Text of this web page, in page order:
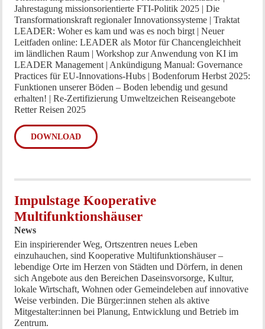
Jahrestagung missionsorientierte FTI-Politik 2025 | Die
Transformationskraft regionaler Innovationssysteme | Traktat
LEADER: Woher es kam und was es noch birgt | Neuer
Leitfaden online: LEADER als Motor für Chancengleichheit
im ländlichen Raum | Workshop zur Anwendung von KI im
LEADER Management | Ankündigung Manual: Governance
Practices für EU-Innovations-Hubs | Bodenforum Herbst 2025:
Funktionen unserer Böden – Boden lebendig und gesund
erhalten! | Re-Zertifizierung Umweltzeichen Reiseangebote
Retter Reisen 2025
DOWNLOAD
Impulstage Kooperative
Multifunktionshäuser
News
Ein inspirierender Weg, Ortszentren neues Leben
einzuhauchen, sind Kooperative Multifunktionshäuser –
lebendige Orte im Herzen von Städten und Dörfern, in denen
sich Angebote aus den Bereichen Daseinsvorsorge, Kultur,
lokale Wirtschaft, Wohnen oder Gemeindeleben auf innovative
Weise verbinden. Die Bürger:innen stehen als aktive
Mitgestalter:innen bei Planung, Entwicklung und Betrieb im
Zentrum.